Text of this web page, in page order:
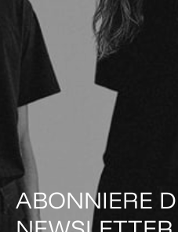
ABONNIERE